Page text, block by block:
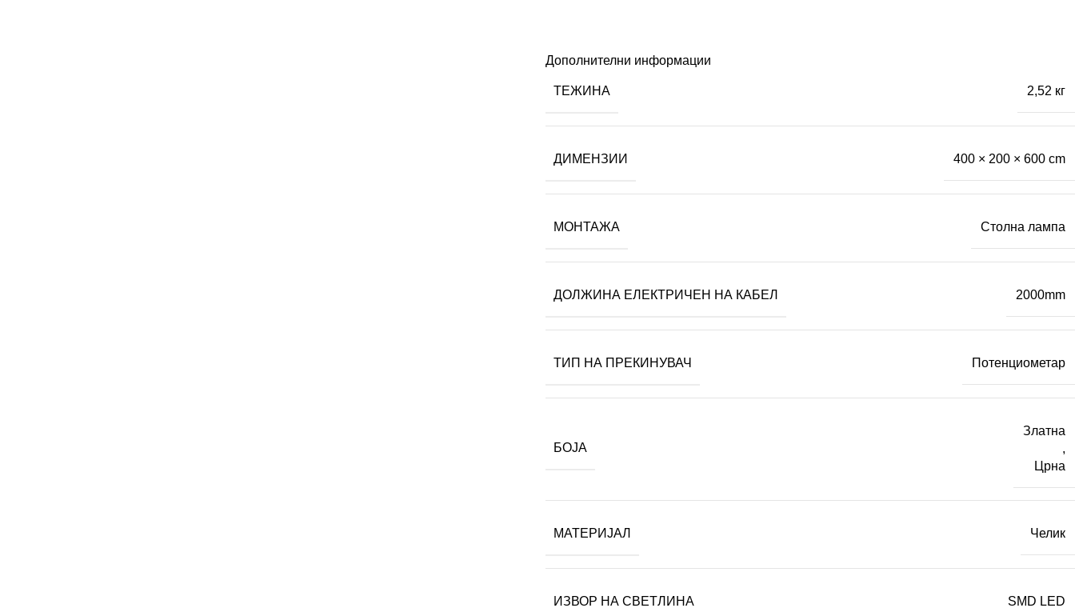
Дополнителни информации
ТЕЖИНА 2,52 кг
ДИМЕНЗИИ 400 × 200 × 600 cm
МОНТАЖА Столна лампа
ДОЛЖИНА ЕЛЕКТРИЧЕН НА КАБЕЛ 2000mm
ТИП НА ПРЕКИНУВАЧ Потенциометар
БОЈА
Златна
,
Црна
МАТЕРИЈАЛ Челик
ИЗВОР НА СВЕТЛИНА SMD LED